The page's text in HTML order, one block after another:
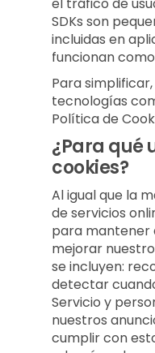
SDKs son
incluidas en
funcionan
Para
tecnologías
Política de
¿Para qué
cookies?
Al igual que la
de servicios
para mantener
mejorar
se incluyen:
detectar
Servicio y
nuestros
cumplir con